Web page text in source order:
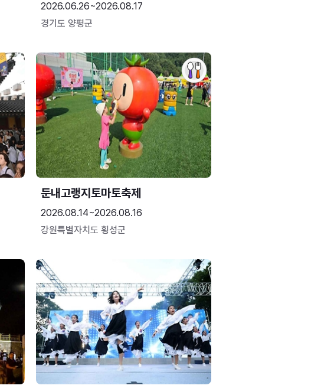
2026.06.26~2026.08.17
경기도 양평군
둔내고랭지토마토축제
2026.08.14~2026.08.16
강원특별자치도 횡성군